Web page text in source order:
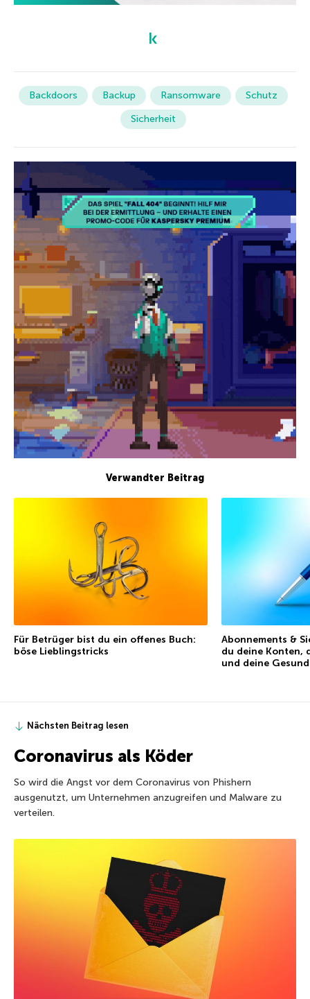
Backdoors Backup Ransomware
Schutz
Sicherheit
Verwandter Beitrag
Für Betrüger bist du ein offenes Buch:
böse Lieblingstricks
Abonnements &
du deine Konten,
und deine
Nächsten Beitrag lesen
Coronavirus als Köder
So wird die Angst vor dem Coronavirus von Phishern
ausgenutzt, um Unternehmen anzugreifen und Malware zu
verteilen.